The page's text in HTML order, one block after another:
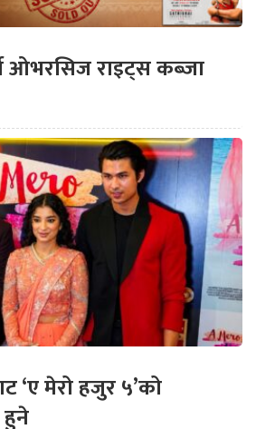
ओभरसिज राइट्स कब्जा
‘ए मेरो हजुर ५’को